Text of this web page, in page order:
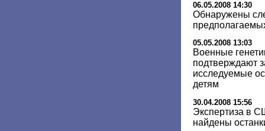
06.05.2008 14:30
Обнаружены
05.05.2008 13:03
Военные
подтверждают
исследуемые
детям
30.04.2008 15:56
Экспертиза в
найдены